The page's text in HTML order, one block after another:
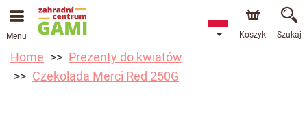
Menu Koszyk Szukaj
Home
Prezenty do kwiatów
Czekolada Merci Red 250G